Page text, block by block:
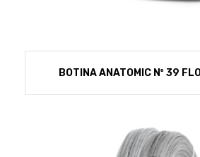
BOTINA ANATOMIC Nº 39